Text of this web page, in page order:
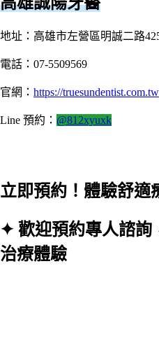
地址：高雄市左營區明誠二路
電話：07-5509569
官網： https://truesundentist.com.tw
Line 預約： @812xyuxk
立即預約！體驗舒適
✦ 歡迎預約專人諮詢
治療體驗